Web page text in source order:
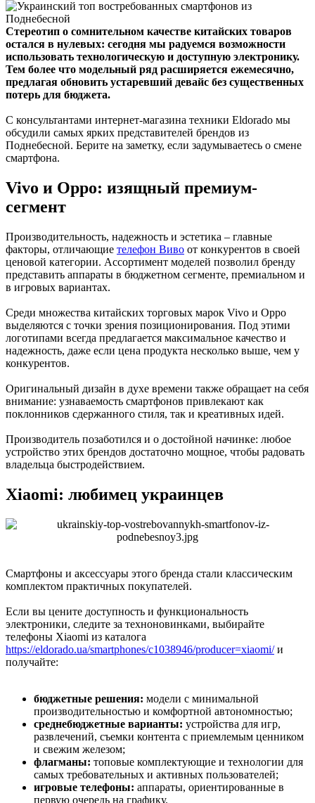
Стереотип о сомнительном качестве китайских товаров
остался в нулевых: сегодня мы радуемся возможности
использовать технологическую и доступную электронику.
Тем более что модельный ряд расширяется ежемесячно,
предлагая обновить устаревший девайс без существенных
потерь для бюджета.
С консультантами интернет-магазина техники Eldorado мы
обсудили самых ярких представителей брендов из
Поднебесной. Берите на заметку, если задумываетесь о смене
смартфона.
Vivo и Oppo: изящный премиум-
сегмент
Производительность, надежность и эстетика – главные
факторы, отличающие телефон Виво от конкурентов в своей
ценовой категории. Ассортимент моделей позволил бренду
представить аппараты в бюджетном сегменте, премиальном и
в игровых вариантах.
Среди множества китайских торговых марок Vivo и Oppo
выделяются с точки зрения позиционирования. Под этими
логотипами всегда предлагается максимальное качество и
надежность, даже если цена продукта несколько выше, чем у
конкурентов.
Оригинальный дизайн в духе времени также обращает на себя
внимание: узнаваемость смартфонов привлекают как
поклонников сдержанного стиля, так и креативных идей.
Производитель позаботился и о достойной начинке: любое
устройство этих брендов достаточно мощное, чтобы радовать
владельца быстродействием.
Xiaomi: любимец украинцев
Смартфоны и аксессуары этого бренда стали классическим
комплектом практичных покупателей.
Если вы цените доступность и функциональность
электроники, следите за техноновинками, выбирайте
телефоны Xiaomi из каталога
https://eldorado.ua/smartphones/c1038946/producer=xiaomi/и
получайте:
бюджетные решения: модели с минимальной
производительностью и комфортной автономностью;
среднебюджетные варианты: устройства для игр,
развлечений, съемки контента с приемлемым ценником
и свежим железом;
флагманы: топовые комплектующие и технологии для
самых требовательных и активных пользователей;
игровые телефоны: аппараты, ориентированные в
первую очередь на графику.